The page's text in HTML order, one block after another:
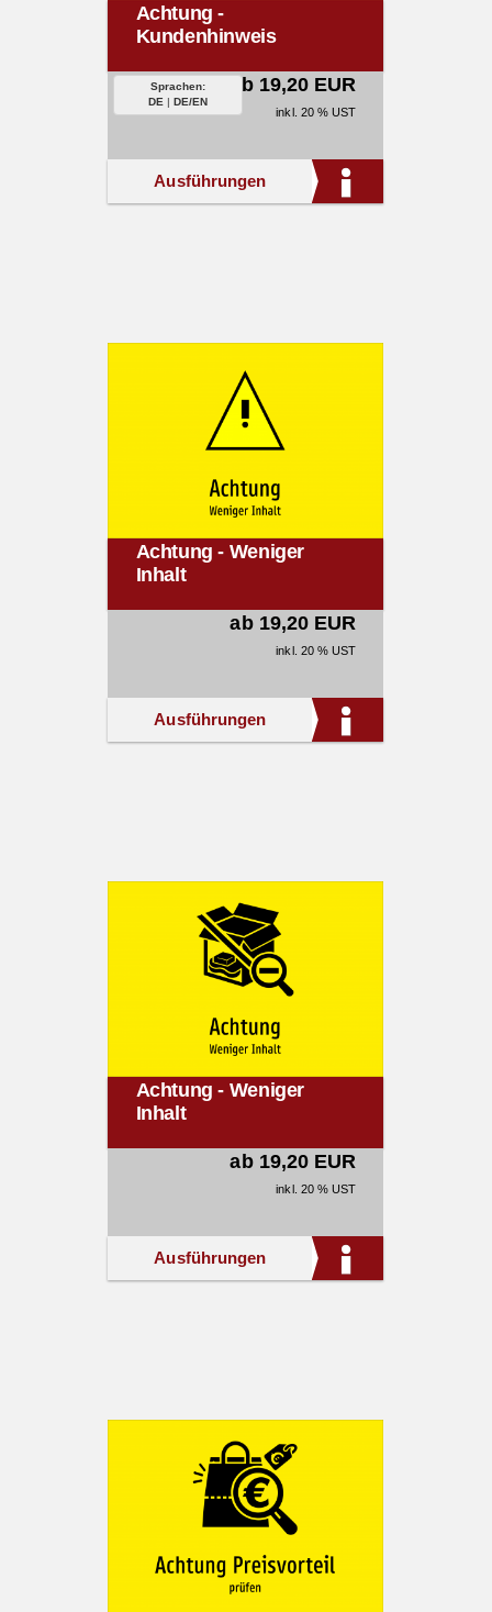
Achtung -
Kundenhinweis
Sprachen:
DE | DE/EN
ab 19,20 EUR
inkl. 20 % UST
Ausführungen
Achtung - Weniger
Inhalt
ab 19,20 EUR
inkl. 20 % UST
Ausführungen
Achtung - Weniger
Inhalt
ab 19,20 EUR
inkl. 20 % UST
Ausführungen